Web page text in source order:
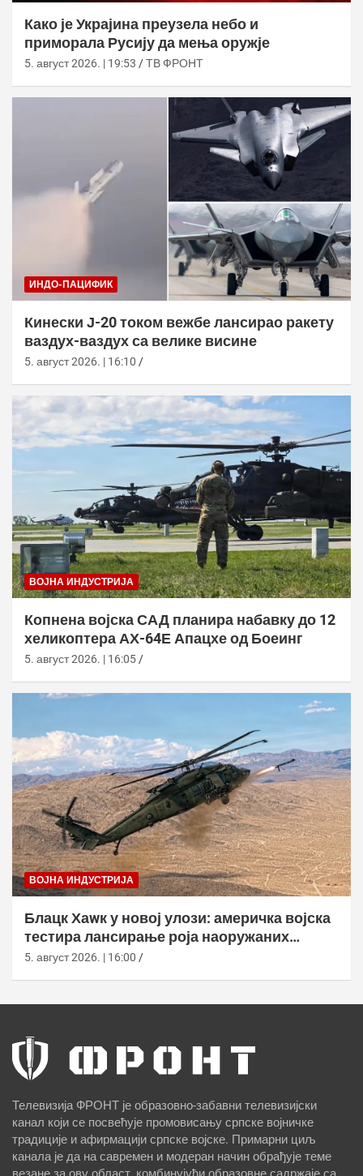
Како је Украјина преузела небо и
приморала Русију да мења оружје
5. август 2026. | 19:53 ТВ ФРОНТ
ИНДО-ПАЦИФИК
Кинески Ј-20 током вежбе лансирао ракету
ваздух-ваздух са велике висине
5. август 2026. | 16:10
ВОЈНА ИНДУСТРИЈА
Копнена војска САД планира набавку до 12
хеликоптера АХ-64Е Апацхе од Боеинг
5. август 2026. | 16:05
ВОЈНА ИНДУСТРИЈА
Блацк Хаwк у новој улози: америчка војска
тестира лансирање роја наоружаних
дронова
5. август 2026. | 16:00
Телевизија ФРОНТ је образовно-забавни телевизијски
канал који се посвећује промовисању српске војничке
традиције и афирмацији српске војске. Примарни циљ
канала је да на савремен и модеран начин обрађује теме